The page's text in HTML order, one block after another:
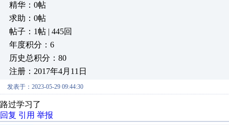
精华：0帖
求助：0帖
帖子：1帖 | 445回
年度积分：6
历史总积分：80
注册：2017年4月11日
发表于：2023-05-29 09:44:30
路过学习了
回复 引用 举报